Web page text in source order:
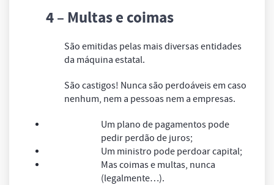
4 – Multas e coimas
São emitidas pelas mais diversas entidades
da máquina estatal.
São castigos! Nunca são perdoáveis em caso
nenhum, nem a pessoas nem a empresas.
Um plano de pagamentos pode
pedir perdão de juros;
Um ministro pode perdoar capital;
Mas coimas e multas, nunca
(legalmente…).